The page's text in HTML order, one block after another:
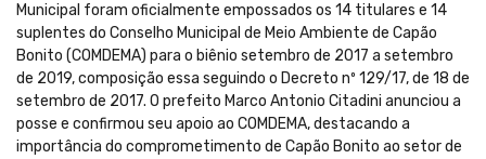
Municipal foram oficialmente empossados os 14 titulares e 14
suplentes do Conselho Municipal de Meio Ambiente de Capão
Bonito (COMDEMA) para o biênio setembro de 2017 a setembro
de 2019, composição essa seguindo o Decreto nº 129/17, de 18 de
setembro de 2017. O prefeito Marco Antonio Citadini anunciou a
posse e confirmou seu apoio ao COMDEMA, destacando a
importância do comprometimento de Capão Bonito ao setor de